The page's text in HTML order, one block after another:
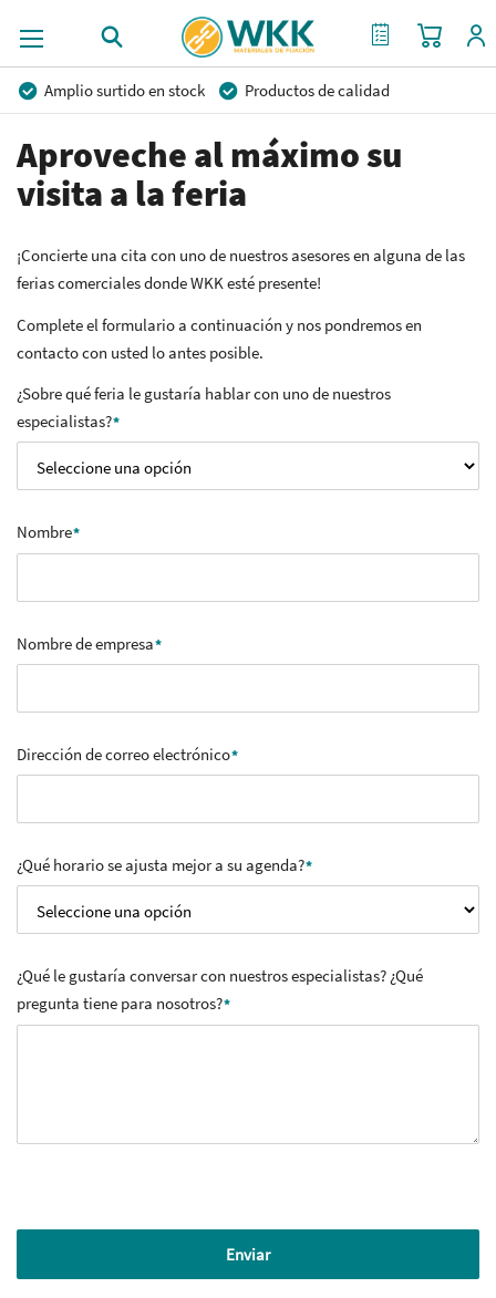
Mi cesta
Mi Cotización
Amplio surtido en stock
Productos de calidad
Asesoramiento personal
Más de 40 años de experiencia
Posibilidad de crear marca privada
Aproveche al máximo su
visita a la feria
¡Concierte una cita con uno de nuestros asesores en alguna de las
ferias comerciales donde WKK esté presente!
Complete el formulario a continuación y nos pondremos en
contacto con usted lo antes posible.
¿Sobre qué feria le gustaría hablar con uno de nuestros
especialistas?
Nombre
Nombre de empresa
Dirección de correo electrónico
¿Qué horario se ajusta mejor a su agenda?
¿Qué le gustaría conversar con nuestros especialistas? ¿Qué
pregunta tiene para nosotros?
Enviar